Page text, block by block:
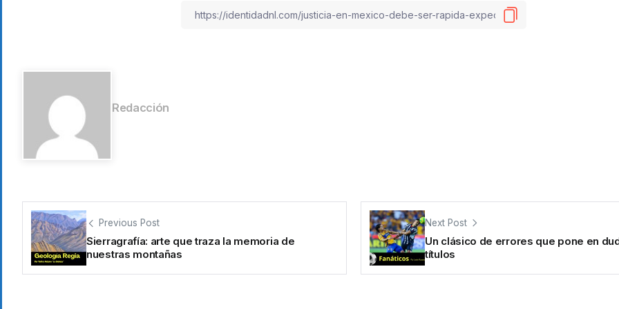
Redacción
Previous Post
Sierragrafía: arte que traza la memoria de
nuestras montañas
Next Post
Un clásico de errores que pone en
títulos